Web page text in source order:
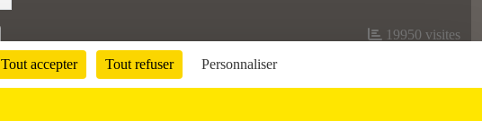
19950 visites
Tout accepter Tout refuser Personnaliser